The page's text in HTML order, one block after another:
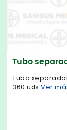
Tubo
Tubo
360 uds Ver